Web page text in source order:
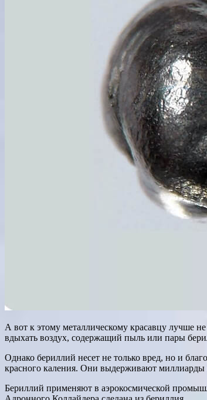
А вот к этому металлическому красавцу лучше
вдыхать воздух, содержащий пыль или пары
Однако бериллий несет не только вред, но и
красного каления. Они выдерживают миллиарды
Бериллий применяют в аэрокосмической